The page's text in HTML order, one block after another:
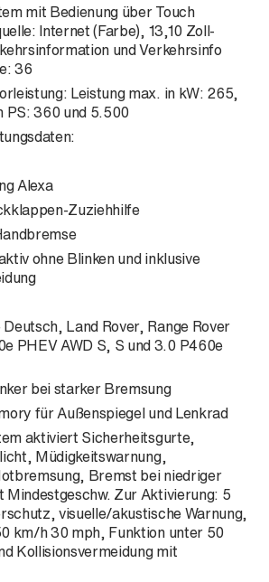
mit Bedienung über Touch
Internet (Farbe), 13,10 Zoll-
und Verkehrsinfo
36
Leistung max. in kW: 265,
PS: 360 und 5.500
Alexa
Zuziehhilfe
ohne Blinken und inklusive
Land Rover, Range Rover
PHEV AWD S, S und 3.0 P460e
bei starker Bremsung
für Außenspiegel und Lenkrad
aktiviert Sicherheitsgurte,
Müdigkeitswarnung,
Bremst bei niedriger
Mindestgeschw. Zur Aktivierung: 5
visuelle/akustische Warnung,
km/h 30 mph, Funktion unter 50
Kollisionsvermeidung mit